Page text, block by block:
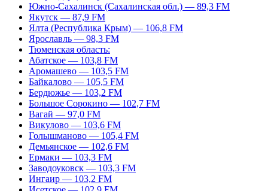
Южно-Сахалинск (Сахалинская обл.) — 89,3 FM
Якутск — 87,9 FM
Ялта (Республика Крым) — 106,8 FM
Ярославль — 98,3 FM
Тюменская область:
Абатское — 103,8 FM
Аромашево — 103,5 FM
Байкалово — 105,5 FM
Бердюжье — 103,2 FM
Большое Сорокино — 102,7 FM
Вагай — 97,0 FM
Викулово — 103,6 FM
Голышманово — 105,4 FM
Демьянское — 102,6 FM
Ермаки — 103,3 FM
Заводоуковск — 103,3 FM
Ингаир — 103,2 FM